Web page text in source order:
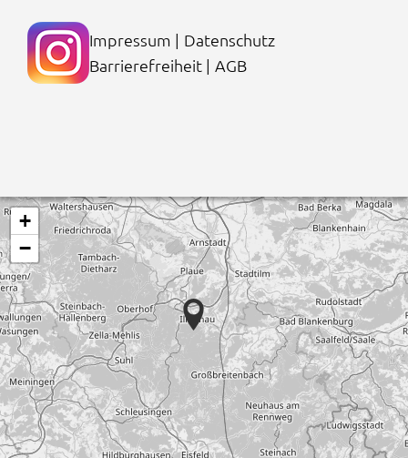
Impressum | Datenschutz
Barrierefreiheit | AGB
+
−